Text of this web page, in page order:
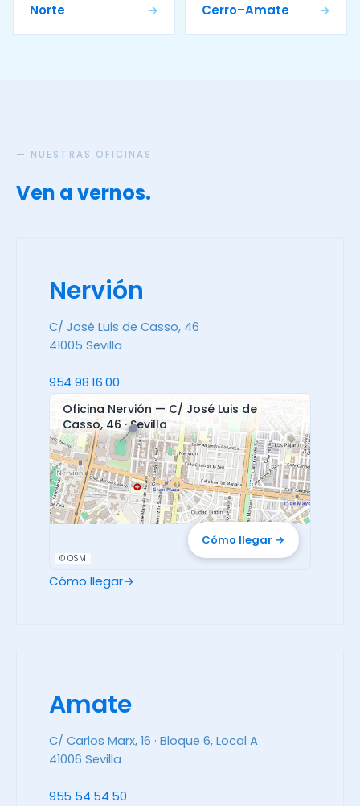
Norte → Cerro–Amate →
— NUESTRAS OFICINAS
Ven a vernos.
Nervión
C/ José Luis de Casso, 46
41005 Sevilla
954 98 16 00
📍
Oficina Nervión — C/ José Luis de
Casso, 46 · Sevilla
Cómo llegar →
© OSM
Cómo llegar→
Amate
C/ Carlos Marx, 16 · Bloque 6, Local A
41006 Sevilla
955 54 54 50